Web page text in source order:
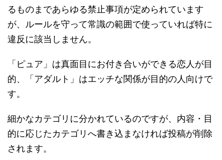
るものまであらゆる禁止事項が定められています
が、ルールを守って常識の範囲で使っていれば特に
違反に該当しません。
「ピュア」は真面目にお付き合いができる恋人が目
的、「アダルト」はエッチな関係が目的の人向けで
す。
細かなカテゴリに分かれているのですが、内容・目
的に応じたカテゴリへ書き込まなければ投稿が削除
されます。